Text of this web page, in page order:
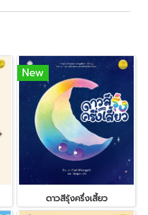
New
ดาวสีรุ้งครึ่งเสี้ยว